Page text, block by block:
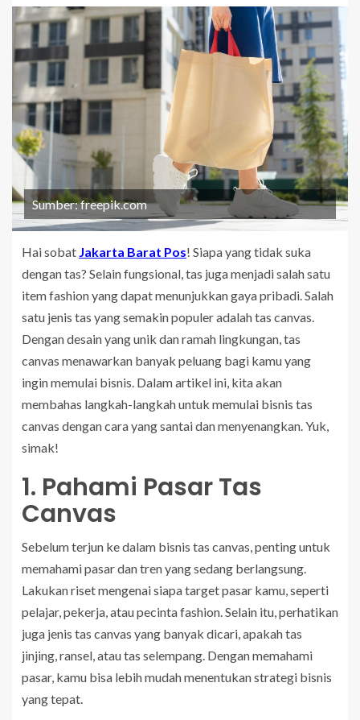
Sumber: freepik.com
Hai sobat Jakarta Barat Pos! Siapa yang tidak suka
dengan tas? Selain fungsional, tas juga menjadi salah satu
item fashion yang dapat menunjukkan gaya pribadi. Salah
satu jenis tas yang semakin populer adalah tas canvas.
Dengan desain yang unik dan ramah lingkungan, tas
canvas menawarkan banyak peluang bagi kamu yang
ingin memulai bisnis. Dalam artikel ini, kita akan
membahas langkah-langkah untuk memulai bisnis tas
canvas dengan cara yang santai dan menyenangkan. Yuk,
simak!
1. Pahami Pasar Tas
Canvas
Sebelum terjun ke dalam bisnis tas canvas, penting untuk
memahami pasar dan tren yang sedang berlangsung.
Lakukan riset mengenai siapa target pasar kamu, seperti
pelajar, pekerja, atau pecinta fashion. Selain itu, perhatikan
juga jenis tas canvas yang banyak dicari, apakah tas
jinjing, ransel, atau tas selempang. Dengan memahami
pasar, kamu bisa lebih mudah menentukan strategi bisnis
yang tepat.